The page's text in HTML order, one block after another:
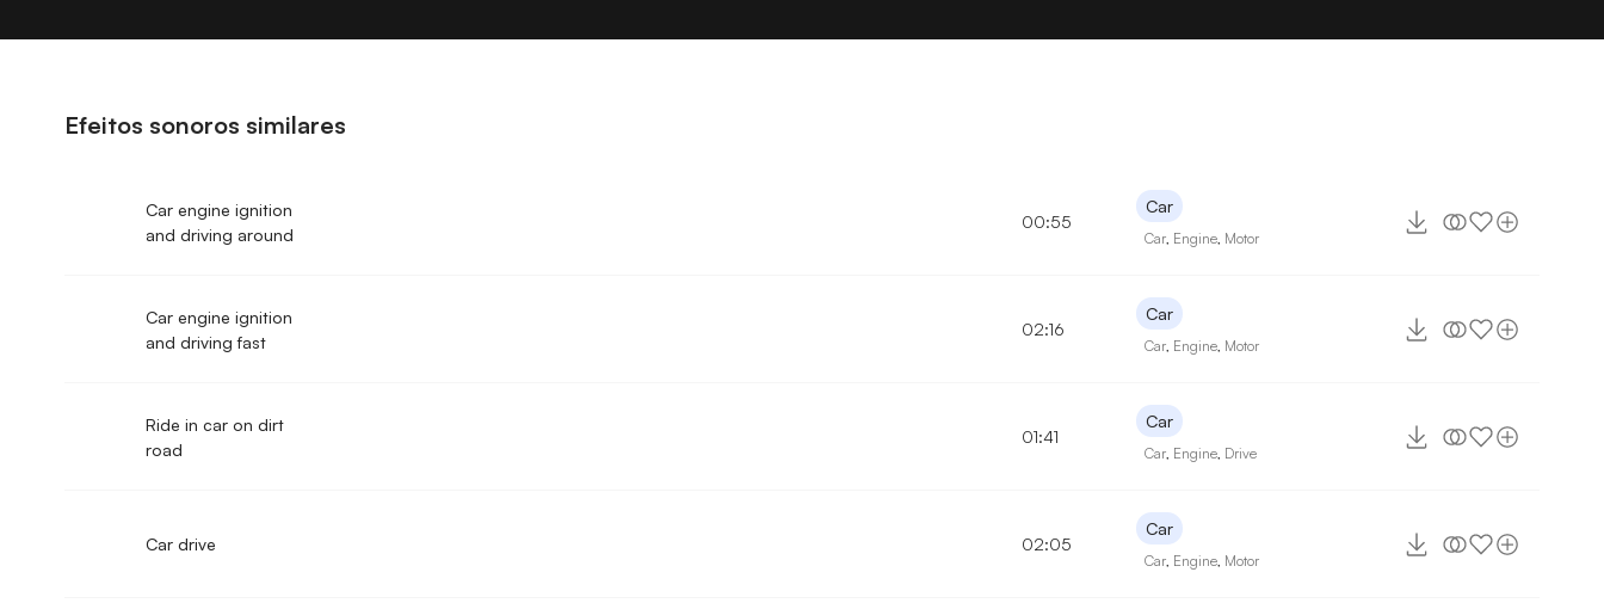
Efeitos sonoros similares
Car engine ignition
and driving around
00:55
Car
Car Engine Motor
Car engine ignition
and driving fast
02:16
Car
Car Engine Motor
Ride in car on dirt
road
01:41
Car
Car Engine Drive
Car drive 02:05
Car
Car Engine Motor